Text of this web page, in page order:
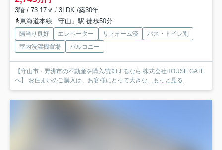
3階 / 73.17㎡ / 3LDK /築30年
東海道本線「守山」駅 徒歩50分
陽当り良好 エレベーター リフォーム済
バス・トイレ別
室内洗濯機置場
バルコニー
【守山市・野洲市の不動産を購入/売却するなら 株式会社HOUSE GATE
へ】 お住まいのご購入は、お客様にとって大きな... もっと見る